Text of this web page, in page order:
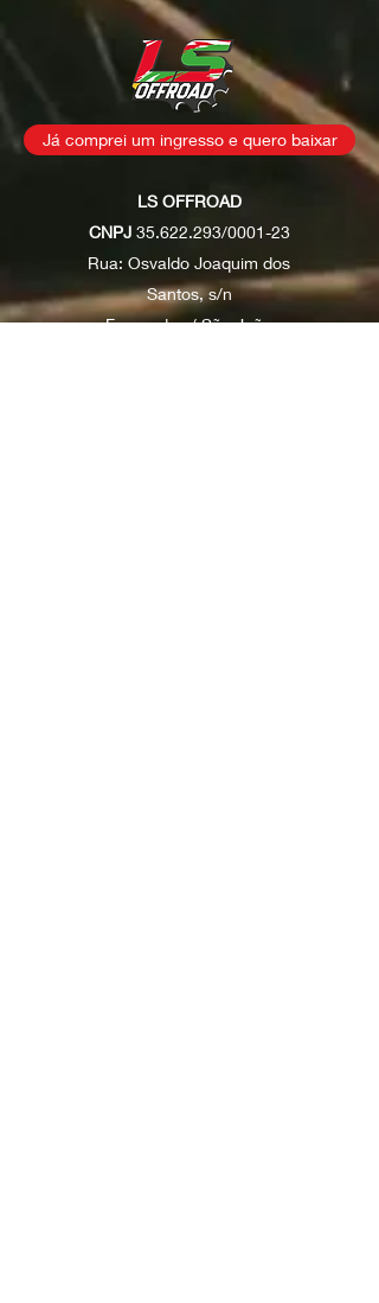
Já comprei um ingresso e quero baixar
LS OFFROAD
CNPJ 35.622.293/0001-23
Rua: Osvaldo Joaquim dos
Santos, s/n
Fernandes / São João